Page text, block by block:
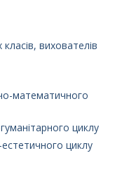
вихователів
математичного
циклу
циклу